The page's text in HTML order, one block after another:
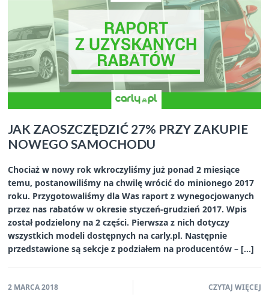
JAK ZAOSZCZĘDZIĆ 27% PRZY ZAKUPIE
NOWEGO SAMOCHODU
Chociaż w nowy rok wkroczyliśmy już ponad 2 miesiące
temu, postanowiliśmy na chwilę wrócić do minionego 2017
roku. Przygotowaliśmy dla Was raport z wynegocjowanych
przez nas rabatów w okresie styczeń-grudzień 2017. Wpis
został podzielony na 2 części. Pierwsza z nich dotyczy
wszystkich modeli dostępnych na carly.pl. Następnie
przedstawione są sekcje z podziałem na producentów – […]
2 MARCA 2018 CZYTAJ WIĘCEJ